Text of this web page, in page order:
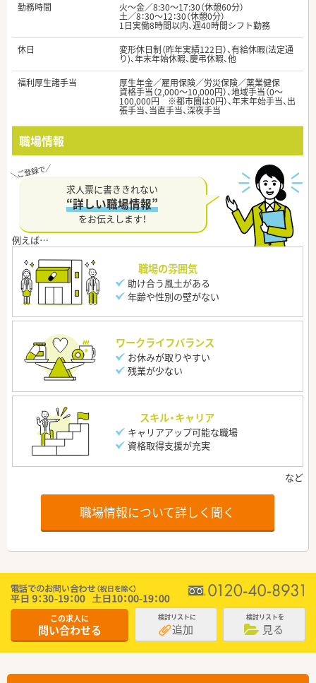
勤務時間
火～金／8:30～17:30（休憩60分）
土／8：30～12：30（休憩0分）
1日実働8時間以内、週40時間シフト勤務
休日
変形休日制（昨年実績122日）、有給休暇(法定通
り)、年末年始休暇、慶弔休暇、他
福利厚生諸手当
厚生年金／雇用保険／労災保険／薬業健保
資格手当（2,000～10,000円）、地域手当（0～
100,000円 ※都市圏は0円）、年末年始手当、出
張手当、当直手当、深夜手当
職場情報
求人票に書ききれない
“詳しい職場情報”
をお伝えします！
職場の雰囲気
助け合う風土がある
年齢や性別の壁がない
ワークライフバランス
お休みが取りやすい
残業が少ない
スキル・キャリア
キャリアアップ可能な職場
資格取得支援が充実
職場情報について詳しく聞く
この求人に
問い合わせる
検討リストに
追加
検討リストを
見る